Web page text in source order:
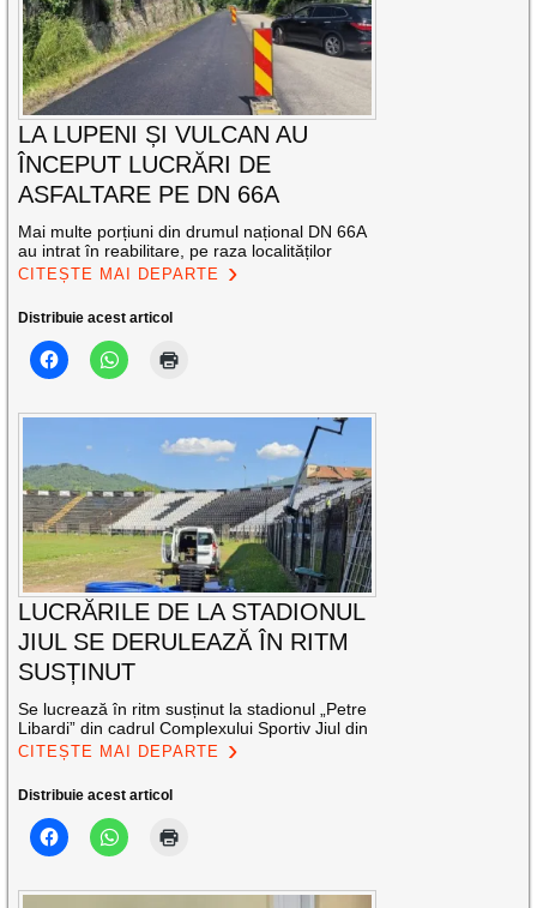
LA LUPENI ȘI VULCAN AU
ÎNCEPUT LUCRĂRI DE
ASFALTARE PE DN 66A
Mai multe porțiuni din drumul național DN 66A
au intrat în reabilitare, pe raza localităților
CITEȘTE MAI DEPARTE
Distribuie acest articol
LUCRĂRILE DE LA STADIONUL
JIUL SE DERULEAZĂ ÎN RITM
SUSȚINUT
Se lucrează în ritm susținut la stadionul „Petre
Libardi” din cadrul Complexului Sportiv Jiul din
CITEȘTE MAI DEPARTE
Distribuie acest articol